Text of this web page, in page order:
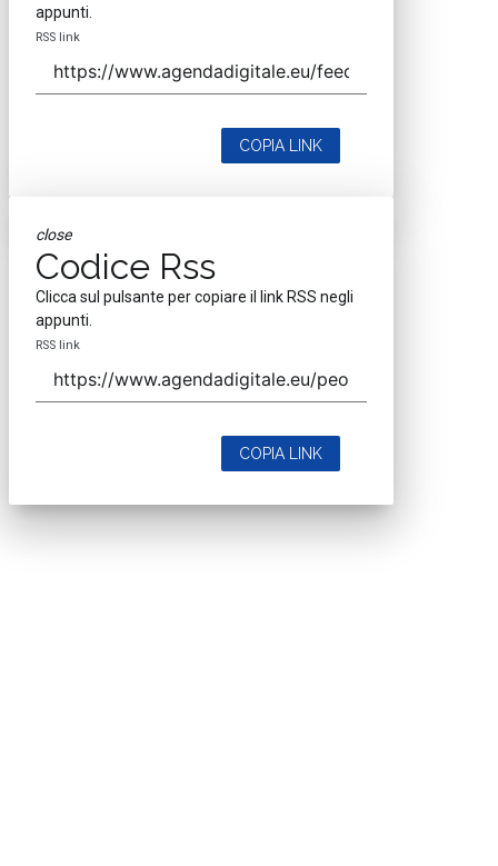
appunti.
RSS link
COPIA LINK
close
Codice Rss
Clicca sul pulsante per copiare il link RSS negli
appunti.
RSS link
COPIA LINK